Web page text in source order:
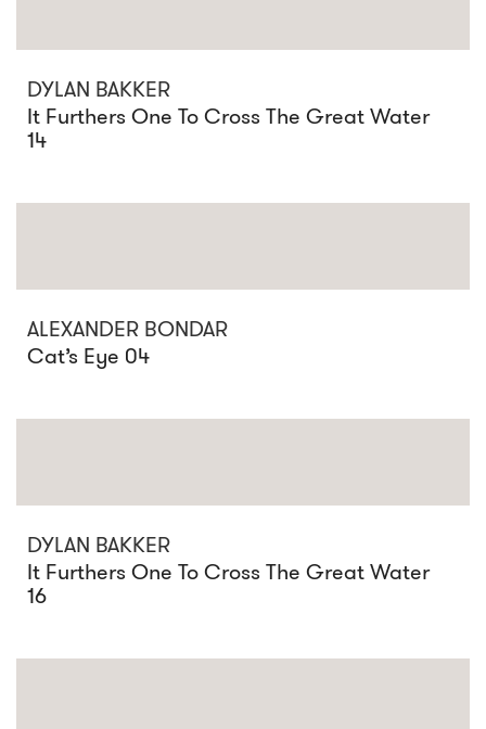
DYLAN BAKKER
It Furthers One To Cross The Great Water
14
ALEXANDER BONDAR
Cat’s Eye 04
DYLAN BAKKER
It Furthers One To Cross The Great Water
16